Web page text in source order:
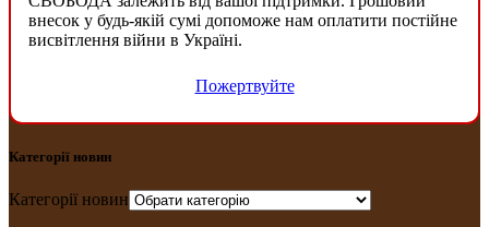
внесок у будь-якій сумі допоможе нам оплатити постійне
висвітлення війни в Україні.
Пожертвуйте
Категорії новин
Категорії новин